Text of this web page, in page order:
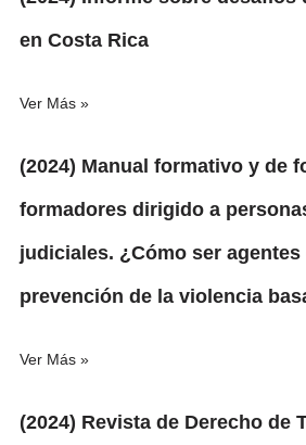
en Costa Rica
Ver Más »
(2024) Manual formativo y de
formadores dirigido a
judiciales. ¿Cómo ser
prevención de la violencia
Ver Más »
(2024) Revista de Derecho de